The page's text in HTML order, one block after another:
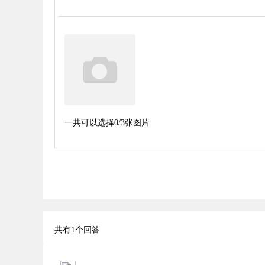
一共可以选择0/3张图片
共有1个回答